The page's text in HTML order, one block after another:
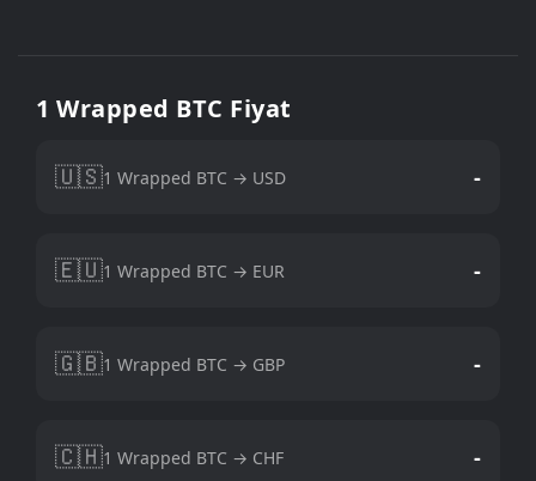
1 Wrapped BTC Fiyat
🇺🇸1 Wrapped BTC → USD -
🇪🇺1 Wrapped BTC → EUR -
🇬🇧1 Wrapped BTC → GBP -
🇨🇭1 Wrapped BTC → CHF -